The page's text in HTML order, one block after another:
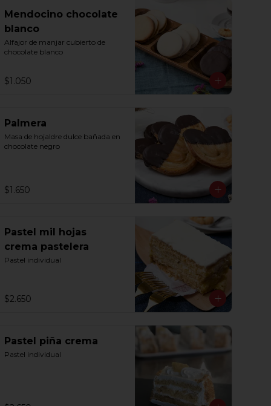
Mendocino chocolate
blanco
Alfajor de manjar cubierto de
chocolate blanco
$1.050
Palmera
Masa de hojaldre dulce bañada en
chocolate negro
$1.650
Pastel mil hojas
crema pastelera
Pastel individual
$2.650
Pastel piña crema
Pastel individual